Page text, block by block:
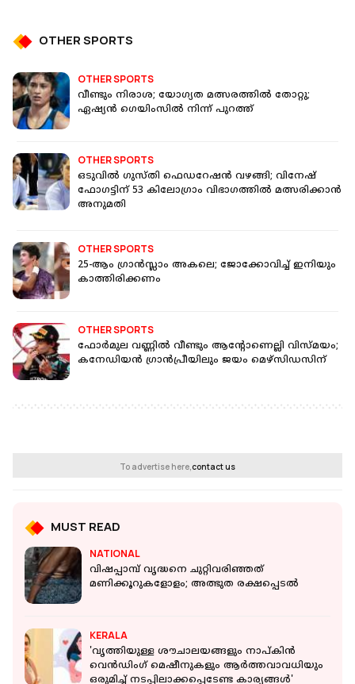
OTHER SPORTS
OTHER SPORTS
വീണ്ടും നിരാശ; യോഗ്യത മത്സരത്തിൽ തോറ്റു;
ഏഷ്യന്‍ ഗെയിംസിൽ നിന്ന് പുറത്ത്
OTHER SPORTS
ഒടുവിൽ ഗുസ്തി ഫെഡറേഷന്‍ വഴങ്ങി; വിനേഷ്
ഫോഗട്ടിന് 53 കിലോഗ്രാം വിഭാഗത്തിൽ മത്സരിക്കാൻ
അനുമതി
OTHER SPORTS
25-ആം ഗ്രാൻസ്ലാം അകലെ; ജോക്കോവിച്ച് ഇനിയും
കാത്തിരിക്കണം
OTHER SPORTS
ഫോർമുല വണ്ണിൽ വീണ്ടും ആന്റോണെല്ലി വിസ്മയം;
കനേഡിയൻ ഗ്രാൻപ്രീയിലും ജയം മെഴ്സിഡസിന്
To advertise here,contact us
MUST READ
NATIONAL
വിഷപ്പാമ്പ് വൃദ്ധനെ ചുറ്റിവരിഞ്ഞത്
മണിക്കൂറുകളോളം; അത്ഭുത രക്ഷപ്പെടല്‍
KERALA
'വൃത്തിയുള്ള ശൗചാലയങ്ങളും നാപ്കിൻ
വെൻഡിംഗ് മെഷീനുകളും ആർത്തവാവധിയും
ഒരുമിച്ച് നടപ്പിലാക്കപ്പെടേണ്ട കാര്യങ്ങൾ'